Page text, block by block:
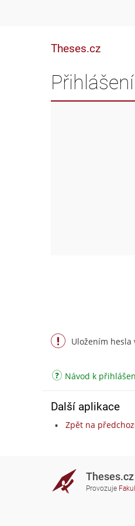
Theses.cz
Uložením
Návod k
Další aplikace
Zpět na
Theses.cz
Provozuje